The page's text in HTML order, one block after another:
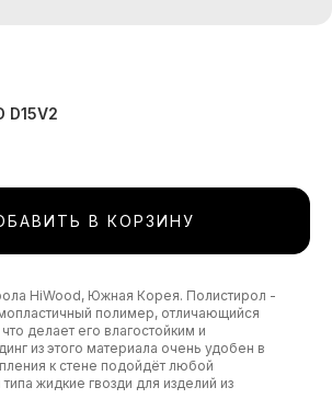
D15V2
В КОРЗИНУ
HiWood, Южная Корея. Полистирол -
полимер, отличающийся
делает его влагостойким и
из этого материала очень удобен в
к стене подойдёт любой
жидкие гвозди для изделий из